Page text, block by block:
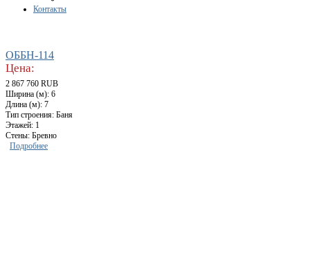
Контакты
ОББН-114
Цена:
2 867 760 RUB
Ширина (м): 6
Длина (м): 7
Тип строения: Баня
Этажей: 1
Стены: Бревно
Подробнее